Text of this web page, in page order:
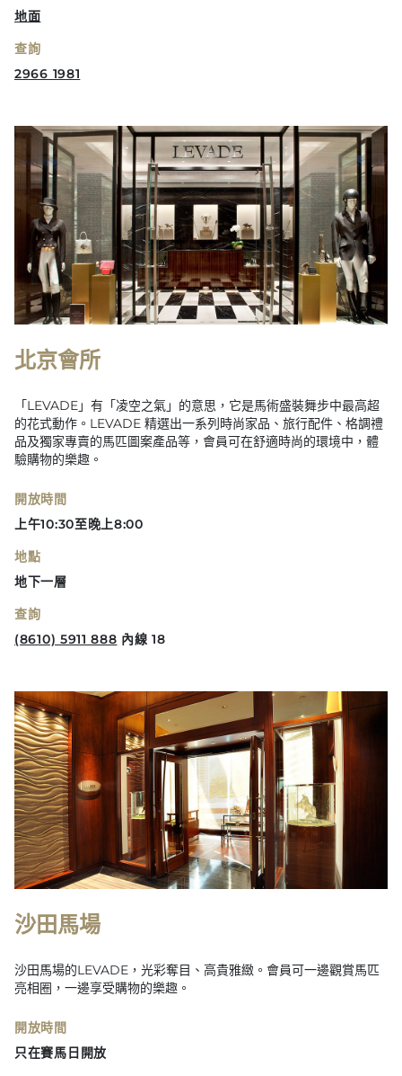
地面
查詢
2966 1981
北京會所
「LEVADE」有「凌空之氣」的意思，它是馬術盛裝舞步中最高超
的花式動作。LEVADE 精選出一系列時尚家品、旅行配件、格調禮
品及獨家專賣的馬匹圖案產品等，會員可在舒適時尚的環境中，體
驗購物的樂趣。
開放時間
上午10:30至晚上8:00
地點
地下一層
查詢
(8610) 5911 888 內線 18
沙田馬場
沙田馬場的LEVADE，光彩奪目、高貴雅緻。會員可一邊觀賞馬匹
亮相圈，一邊享受購物的樂趣。
開放時間
只在賽馬日開放